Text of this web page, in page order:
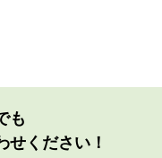
も
せください！